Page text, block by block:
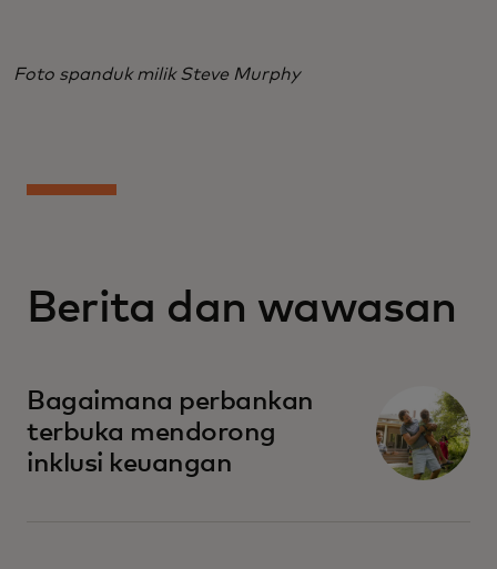
Foto spanduk milik Steve Murphy
Berita dan wawasan
Bagaimana perbankan
terbuka mendorong
inklusi keuangan